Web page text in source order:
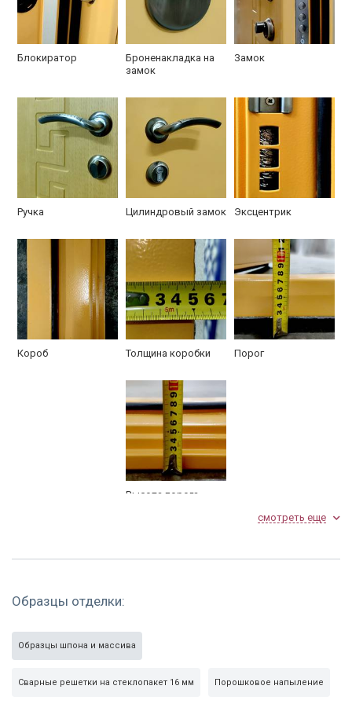
Блокиратор
Броненакладка на
замок
Замок
Ручка Цилиндровый замок Эксцентрик
Короб Толщина коробки Порог
Высота порога
Фото серой двери с терморазрывом и шпоном
смотреть еще
Образцы отделки:
Образцы шпона и массива
Сварные решетки на стеклопакет 16 мм Порошковое напыление